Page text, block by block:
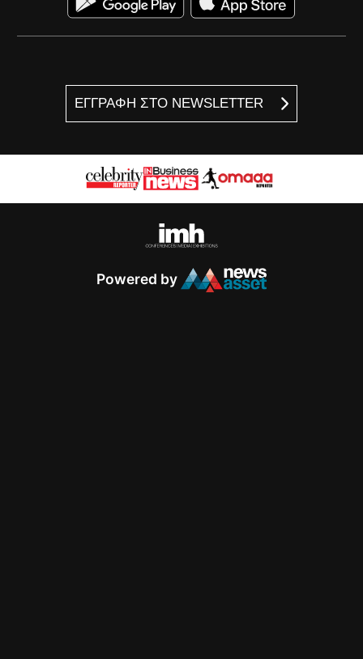
ΕΓΓΡΑΦΗ ΣΤΟ NEWSLETTER
Powered by